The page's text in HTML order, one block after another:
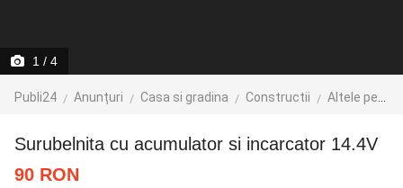
1 / 4
Publi24 Anunțuri Casa si gradina Constructii Altele pentru constructii
Surubelnita cu acumulator si incarcator 14.4V
90 RON